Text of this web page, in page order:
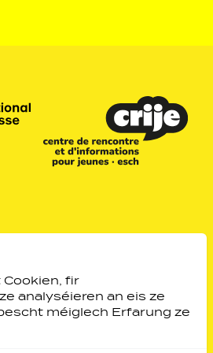
fir
analyséieren an eis ze
méiglech Erfarung ze